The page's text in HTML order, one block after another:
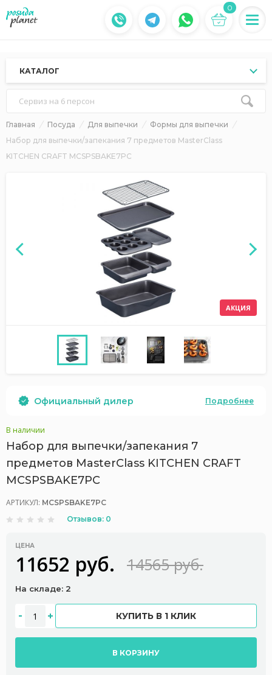
0
КАТАЛОГ
Сервиз на 6 персон
Главная Посуда Для выпечки
Формы для выпечки
Набор для выпечки/запекания 7 предметов MasterClass
KITCHEN CRAFT MCSPSBAKE7PC
АКЦИЯ
Официальный дилер Подробнее
В наличии
Набор для выпечки/запекания 7
предметов MasterClass KITCHEN CRAFT
MCSPSBAKE7PC
АРТИКУЛ: MCSPSBAKE7PC
Отзывов: 0
ЦЕНА
11652 руб. 14565 руб.
На складе: 2
КУПИТЬ В 1 КЛИК
В КОРЗИНУ